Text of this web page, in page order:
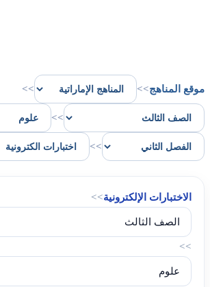
موقع المناهج>>
>>
>>
>>
الاختبارات الإلكترونية>>
>>